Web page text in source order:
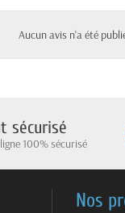
Aucun avis n'a été
sécurisé
100% sécurisé
Nos